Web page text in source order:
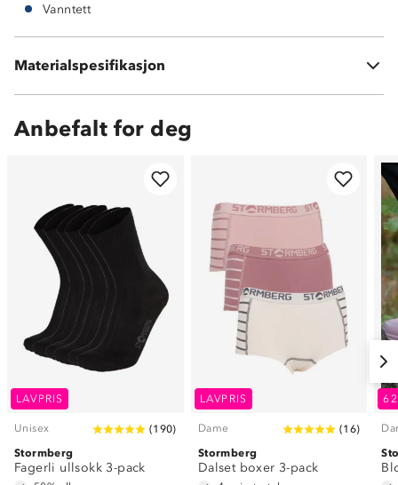
Vanntett
Materialspesifikasjon
Vedlikehold: bør rengjøres og impregneres jevnlig
Anbefalt for deg
LAVPRIS
Unisex (190)
Stormberg
Fagerli ullsokk 3-pack
LAVPRIS
Dame (16)
Stormberg
Dalset boxer 3-pack